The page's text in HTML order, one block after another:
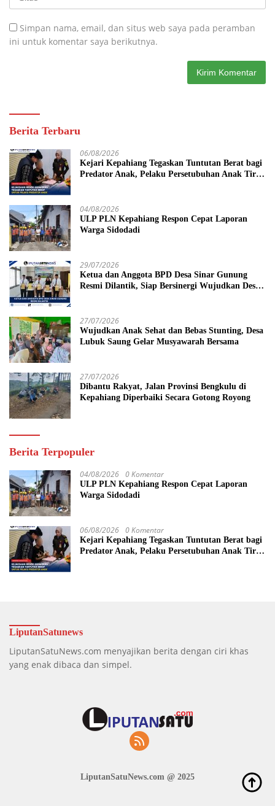
Simpan nama, email, dan situs web saya pada peramban
ini untuk komentar saya berikutnya.
Berita Terbaru
06/08/2026
Kejari Kepahiang Tegaskan Tuntutan Berat bagi
Predator Anak, Pelaku Persetubuhan Anak Tiri
04/08/2026
ULP PLN Kepahiang Respon Cepat Laporan
Warga Sidodadi
29/07/2026
Ketua dan Anggota BPD Desa Sinar Gunung
Resmi Dilantik, Siap Bersinergi Wujudkan Desa
27/07/2026
Wujudkan Anak Sehat dan Bebas Stunting, Desa
Lubuk Saung Gelar Musyawarah Bersama
27/07/2026
Dibantu Rakyat, Jalan Provinsi Bengkulu di
Kepahiang Diperbaiki Secara Gotong Royong
Berita Terpopuler
04/08/2026 0 Komentar
ULP PLN Kepahiang Respon Cepat Laporan
Warga Sidodadi
06/08/2026 0 Komentar
Kejari Kepahiang Tegaskan Tuntutan Berat bagi
Predator Anak, Pelaku Persetubuhan Anak Tiri
LiputanSatunews
LiputanSatuNews.com menyajikan berita dengan ciri khas
yang enak dibaca dan simpel.
LiputanSatuNews.com @ 2025